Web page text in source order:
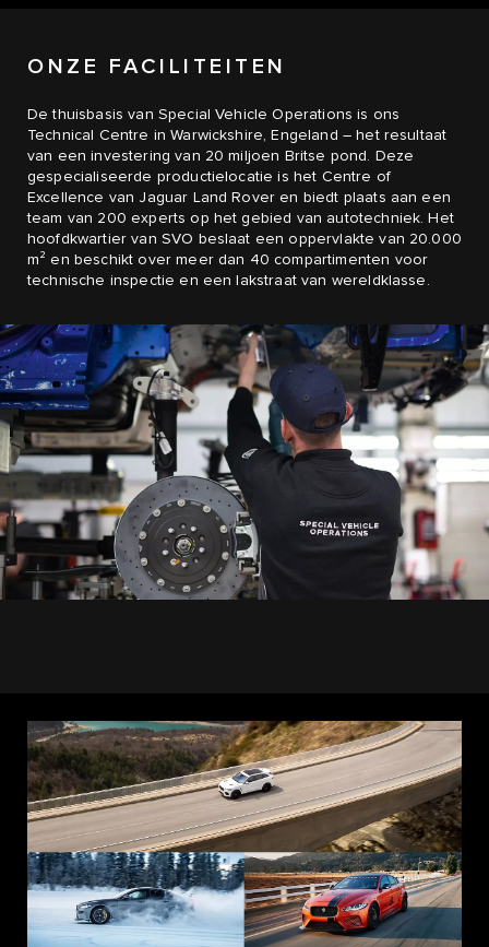
ONZE FACILITEITEN
De thuisbasis van Special Vehicle Operations is ons
Technical Centre in Warwickshire, Engeland – het resultaat
van een investering van 20 miljoen Britse pond. Deze
gespecialiseerde productielocatie is het Centre of
Excellence van Jaguar Land Rover en biedt plaats aan een
team van 200 experts op het gebied van autotechniek. Het
hoofdkwartier van SVO beslaat een oppervlakte van 20.000
m² en beschikt over meer dan 40 compartimenten voor
technische inspectie en een lakstraat van wereldklasse.